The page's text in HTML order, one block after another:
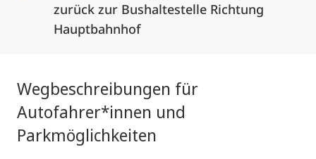
zurück zur Bushaltestelle Richtung
Hauptbahnhof
Wegbeschreibungen für
Autofahrer*innen und
Parkmöglichkeiten